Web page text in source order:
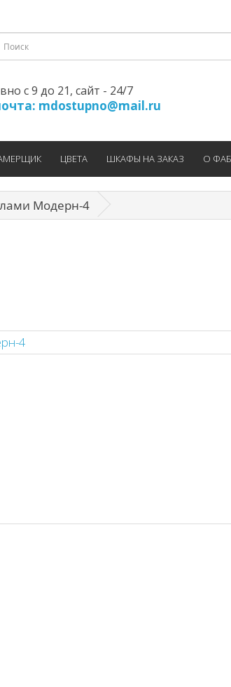
с 9 до 21, cайт - 24/7
mdostupno@mail.ru
ЦВЕТА ШКАФЫ НА ЗАКАЗ О
Модерн-4